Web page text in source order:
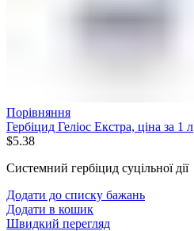
Порівняння
Гербіцид Геліос Екстра, ціна за 1 л
$5.38
Системний гербіцид суцільної дії
Додати до списку бажань
Додати в кошик
Швидкий перегляд